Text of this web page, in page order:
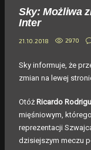
Sky: Możliwa
Inter
21.10.2018 2970
Sky informuje, że
zmian na lewej
Otóż Ricardo
mięśniowym,
reprezentacji
dzisiejszym meczu